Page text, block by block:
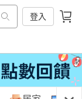
登入